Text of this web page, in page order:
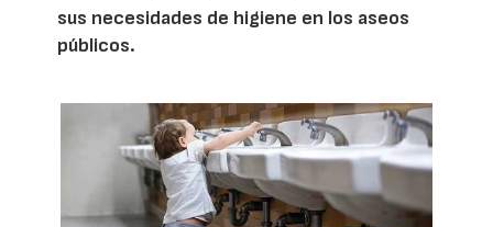
sus necesidades de higiene en los aseos
públicos.